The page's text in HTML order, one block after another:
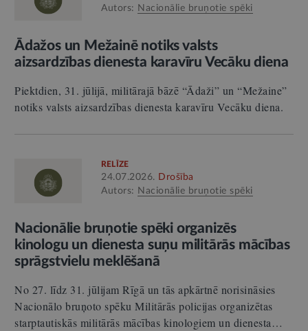
Autors: Nacionālie bruņotie spēki
Ādažos un Mežainē notiks valsts
aizsardzības dienesta karavīru Vecāku diena
Piektdien, 31. jūlijā, militārajā bāzē “Ādaži” un “Mežaine”
notiks valsts aizsardzības dienesta karavīru Vecāku diena.
RELĪZE
24.07.2026. Drošība
Autors: Nacionālie bruņotie spēki
Nacionālie bruņotie spēki organizēs
kinologu un dienesta suņu militārās mācības
sprāgstvielu meklēšanā
No 27. līdz 31. jūlijam Rīgā un tās apkārtnē norisināsies
Nacionālo bruņoto spēku Militārās policijas organizētas
starptautiskās militārās mācības kinologiem un dienesta…